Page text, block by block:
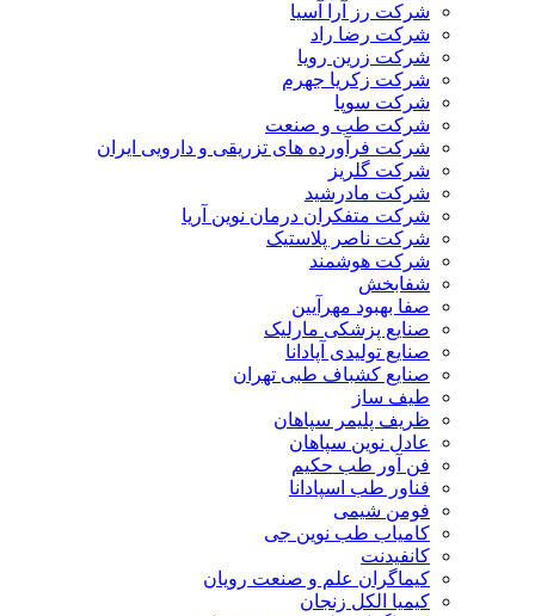
شرکت رز آرا آسیا
شرکت رضا راد
شرکت زرین رویا
شرکت زکریا جهرم
شرکت سوپا
شرکت طب و صنعت
شرکت فرآورده های تزریقی و دارویی ایران
شرکت گلریز
شرکت مادرشید
شرکت متفکران درمان نوین آریا
شرکت ناصر پلاستیک
شرکت هوشمند
شفابخش
صفا بهبود مهرآیین
صنایع پزشکی مارلیک
صنایع تولیدی آپادانا
صنایع کشباف طبی تهران
طیف ساز
ظریف پلیمر سپاهان
عادل نوین سپاهان
فن آور طب حکیم
فناور طب اسپادانا
فومن شیمی
کامیاب طب نوین جی
کانفیدنت
کیماگران علم و صنعت رویان
کیمیا الکل زنجان